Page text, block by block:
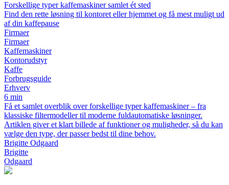
Forskellige typer kaffemaskiner samlet ét sted
Find den rette løsning til kontoret eller hjemmet og få mest muligt ud
af din kaffepause
Firmaer
Firmaer
Kaffemaskiner
Kontorudstyr
Kaffe
Forbrugsguide
Erhverv
6 min
Få et samlet overblik over forskellige typer kaffemaskiner – fra
klassiske filtermodeller til moderne fuldautomatiske løsninger.
Artiklen giver et klart billede af funktioner og muligheder, så du kan
vælge den type, der passer bedst til dine behov.
Brigitte Odgaard
Brigitte
Odgaard